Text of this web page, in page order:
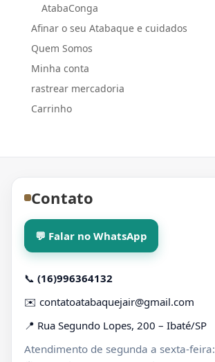
AtabaConga
Afinar o seu Atabaque e cuidados
Quem Somos
Minha conta
rastrear mercadoria
Carrinho
Contato
💬 Falar no WhatsApp
📞 (16)996364132
✉️ contatoatabaquejair@gmail.com
📍 Rua Segundo Lopes, 200 – Ibaté/SP
Atendimento de segunda a sexta-feira: